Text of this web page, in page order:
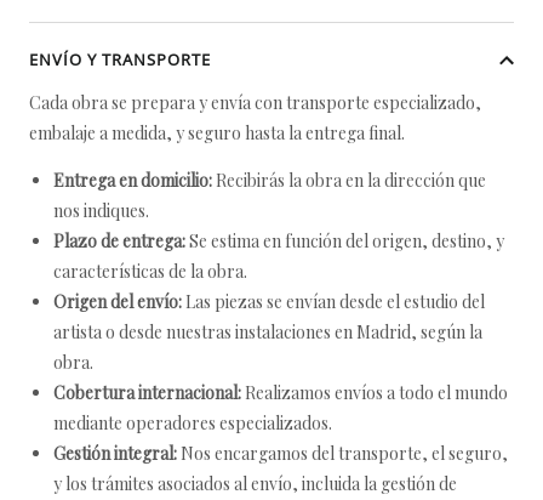
ENVÍO Y TRANSPORTE
Cada obra se prepara y envía con transporte especializado,
embalaje a medida, y seguro hasta la entrega final.
Entrega en domicilio: Recibirás la obra en la dirección que
nos indiques.
Plazo de entrega:Se estima en función del origen, destino, y
características de la obra.
Origen del envío: Las piezas se envían desde el estudio del
artista o desde nuestras instalaciones en Madrid, según la
obra.
Cobertura internacional: Realizamos envíos a todo el mundo
mediante operadores especializados.
Gestión integral: Nos encargamos del transporte, el seguro,
y los trámites asociados al envío, incluida la gestión de